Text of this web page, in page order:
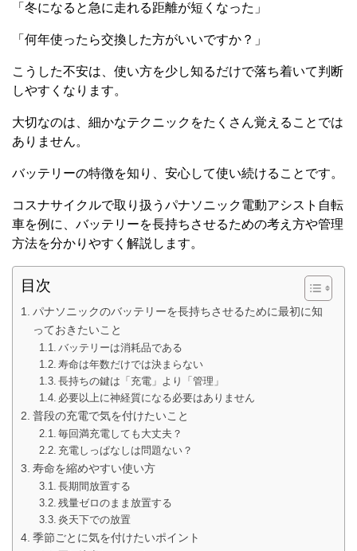
「冬になると急に走れる距離が短くなった」
「何年使ったら交換した方がいいですか？」
こうした不安は、使い方を少し知るだけで落ち着いて判断
しやすくなります。
大切なのは、細かなテクニックをたくさん覚えることでは
ありません。
バッテリーの特徴を知り、安心して使い続けることです。
コスナサイクルで取り扱うパナソニック電動アシスト自転
車を例に、バッテリーを長持ちさせるための考え方や管理
方法を分かりやすく解説します。
目次
パナソニックのバッテリーを長持ちさせるために最初に知
っておきたいこと
バッテリーは消耗品である
寿命は年数だけでは決まらない
長持ちの鍵は「充電」より「管理」
必要以上に神経質になる必要はありません
普段の充電で気を付けたいこと
毎回満充電しても大丈夫？
充電しっぱなしは問題ない？
寿命を縮めやすい使い方
長期間放置する
残量ゼロのまま放置する
炎天下での放置
季節ごとに気を付けたいポイント